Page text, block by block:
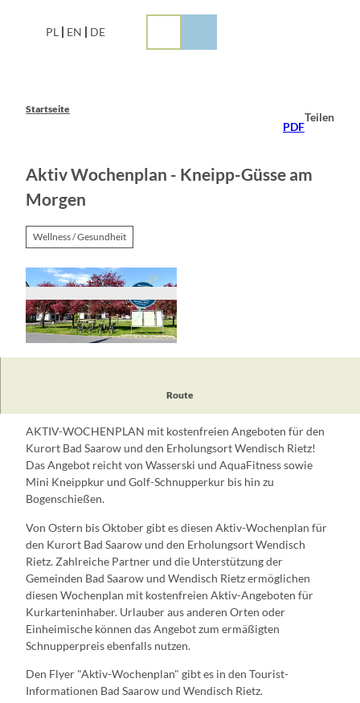
PL EN DE
Startseite
PDF
Teilen
Aktiv Wochenplan - Kneipp-Güsse am
Morgen
Wellness / Gesundheit
musverein Scharmützelsee e. V.
Route
Kneipp-Güsse am Morgen mit Anja Habermann.
AKTIV-WOCHENPLAN mit kostenfreien Angeboten für den
Kurort Bad Saarow und den Erholungsort Wendisch Rietz!
Das Angebot reicht von Wasserski und AquaFitness sowie
Mini Kneippkur und Golf-Schnupperkur bis hin zu
Bogenschießen.
Von Ostern bis Oktober gibt es diesen Aktiv-Wochenplan für
den Kurort Bad Saarow und den Erholungsort Wendisch
Rietz. Zahlreiche Partner und die Unterstützung der
Gemeinden Bad Saarow und Wendisch Rietz ermöglichen
diesen Wochenplan mit kostenfreien Aktiv-Angeboten für
Kurkarteninhaber. Urlauber aus anderen Orten oder
Einheimische können das Angebot zum ermäßigten
Schnupperpreis ebenfalls nutzen.
Den Flyer "Aktiv-Wochenplan" gibt es in den Tourist-
Informationen Bad Saarow und Wendisch Rietz.